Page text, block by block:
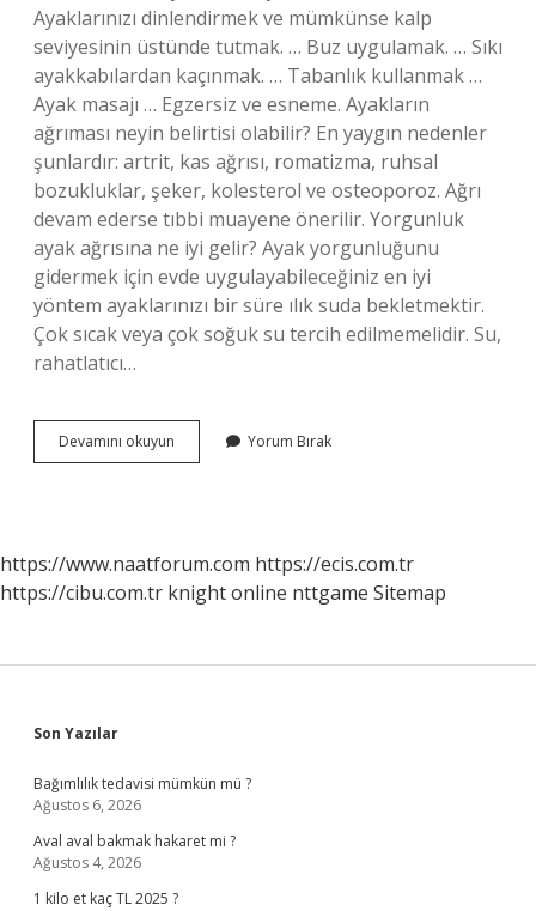
Ayaklarınızı dinlendirmek ve mümkünse kalp
seviyesinin üstünde tutmak. … Buz uygulamak. … Sıkı
ayakkabılardan kaçınmak. … Tabanlık kullanmak …
Ayak masajı … Egzersiz ve esneme. Ayakların
ağrıması neyin belirtisi olabilir? En yaygın nedenler
şunlardır: artrit, kas ağrısı, romatizma, ruhsal
bozukluklar, şeker, kolesterol ve osteoporoz. Ağrı
devam ederse tıbbi muayene önerilir. Yorgunluk
ayak ağrısına ne iyi gelir? Ayak yorgunluğunu
gidermek için evde uygulayabileceğiniz en iyi
yöntem ayaklarınızı bir süre ılık suda bekletmektir.
Çok sıcak veya çok soğuk su tercih edilmemelidir. Su,
rahatlatıcı…
Devamını okuyun
Ağrısına
Çözüm
Yorum Bırak
https://www.naatforum.com https://ecis.com.tr
https://cibu.com.tr knight online nttgame Sitemap
Sidebar
Son Yazılar
Bağımlılık tedavisi mümkün mü ?
Ağustos 6, 2026
Aval aval bakmak hakaret mi ?
Ağustos 4, 2026
1 kilo et kaç TL 2025 ?